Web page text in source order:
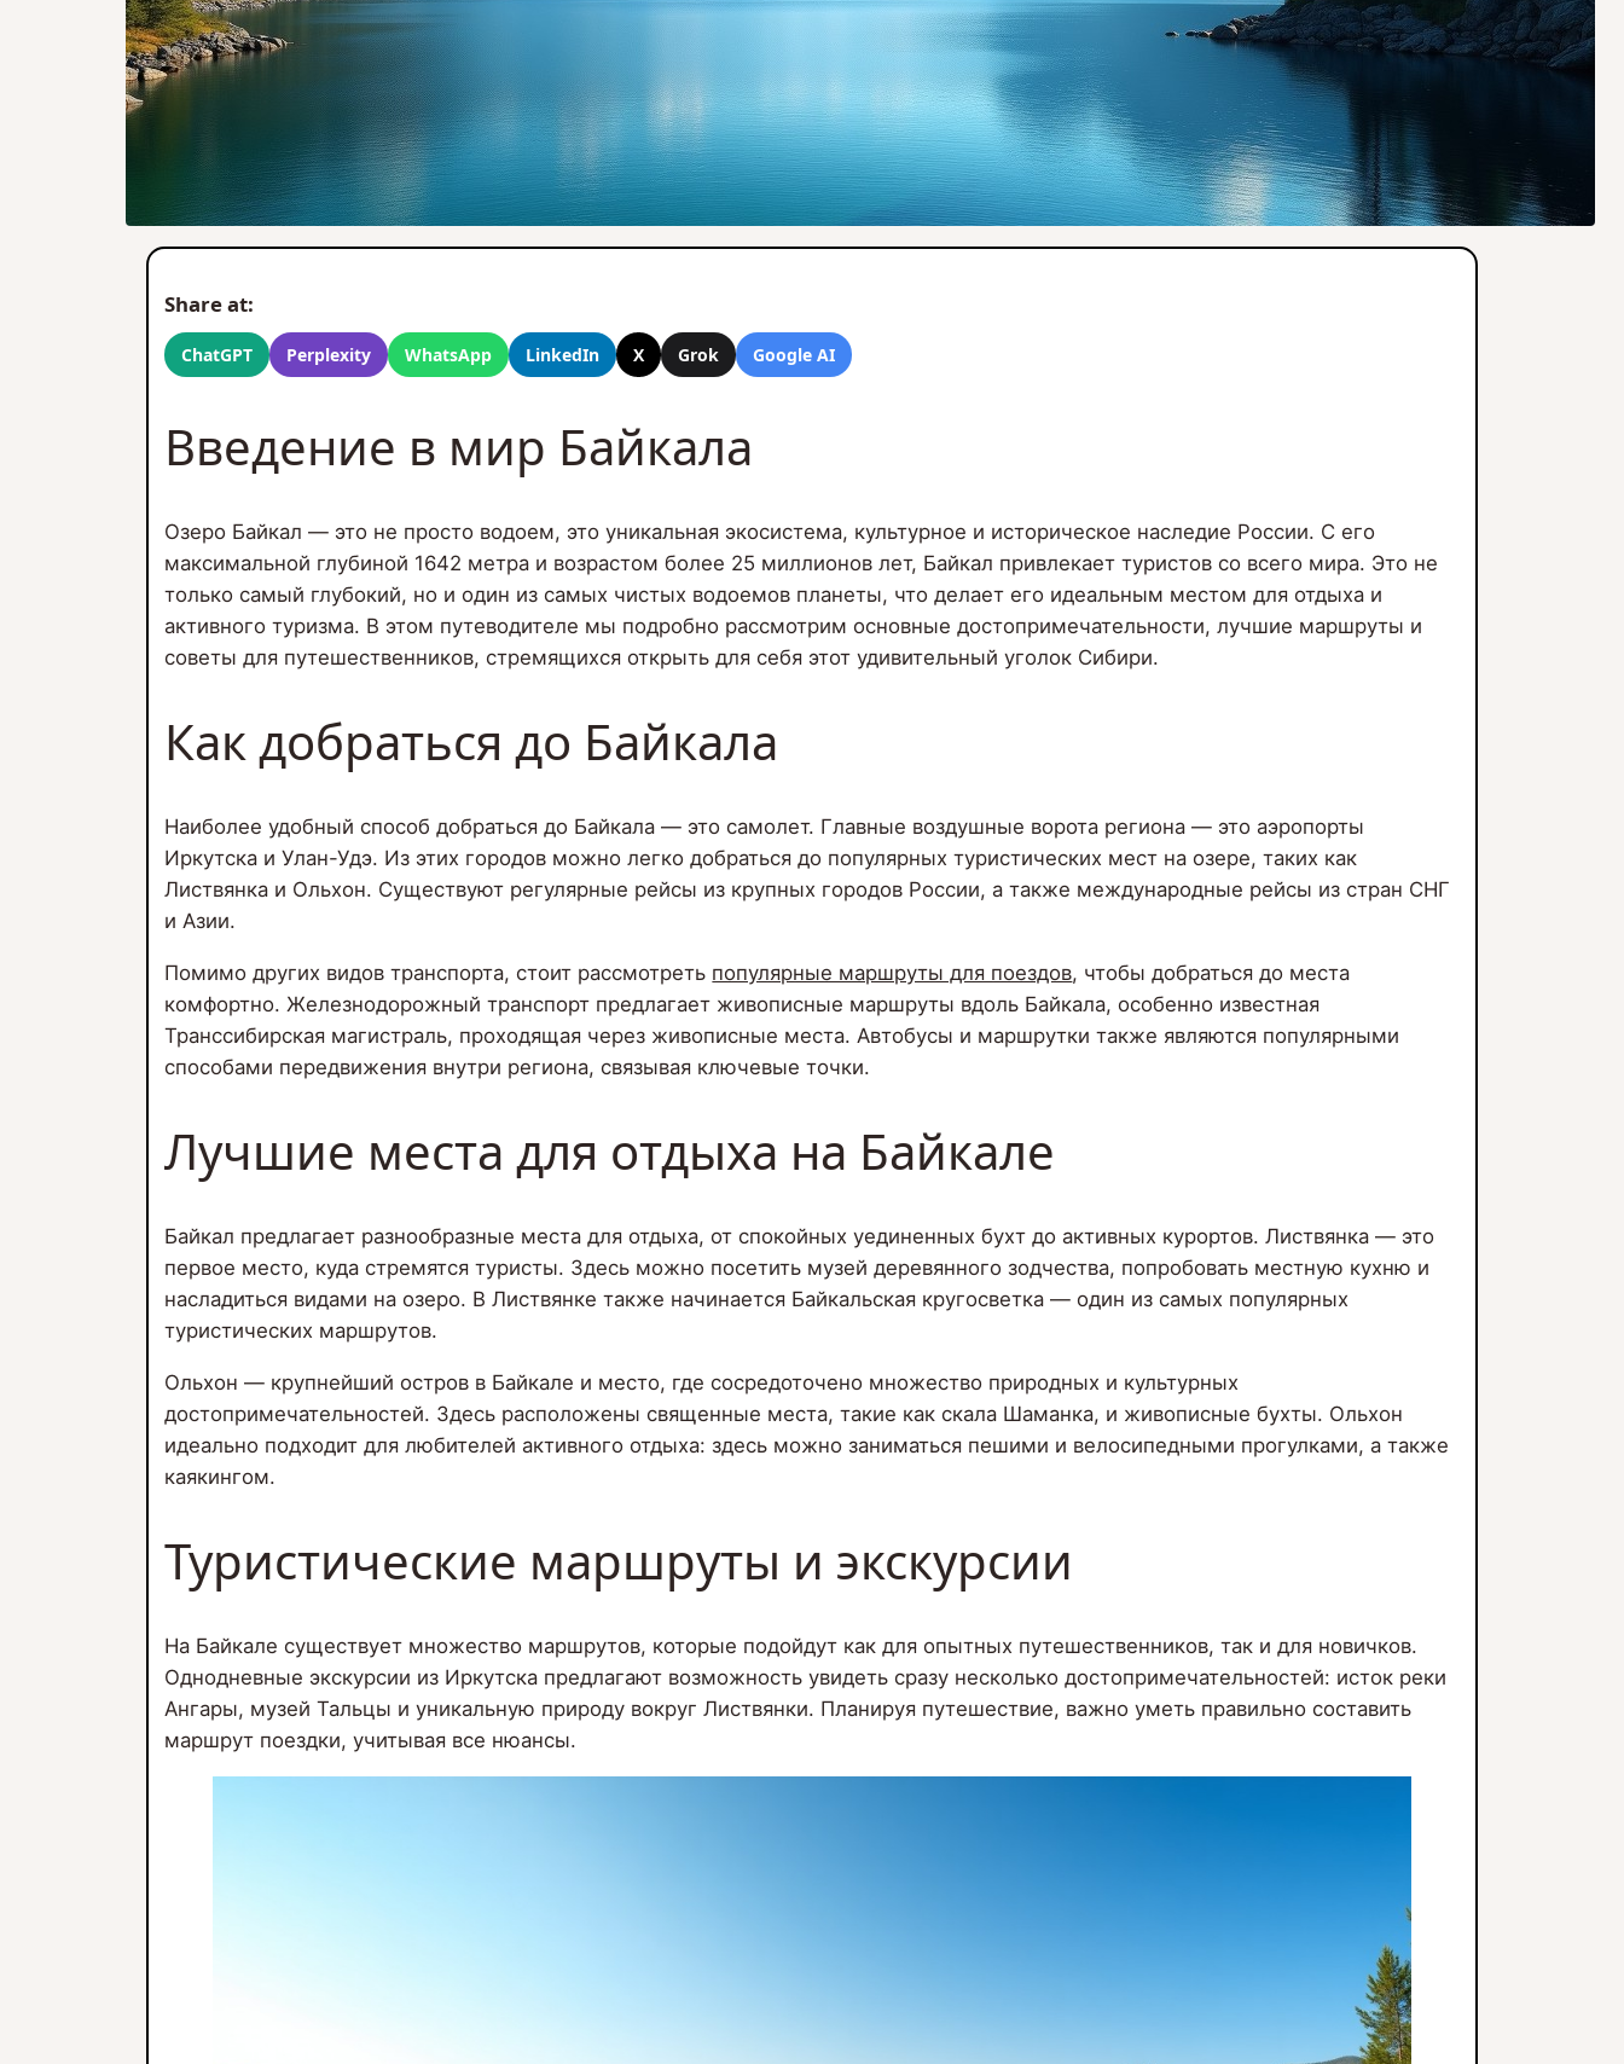
Share at:
ChatGPT Perplexity WhatsApp LinkedIn X Grok Google AI
Введение в мир Байкала
Озеро Байкал — это не просто водоем, это уникальная экосистема, культурное и историческое наследие России. С его
максимальной глубиной 1642 метра и возрастом более 25 миллионов лет, Байкал привлекает туристов со всего мира. Это не
только самый глубокий, но и один из самых чистых водоемов планеты, что делает его идеальным местом для отдыха и
активного туризма. В этом путеводителе мы подробно рассмотрим основные достопримечательности, лучшие маршруты и
советы для путешественников, стремящихся открыть для себя этот удивительный уголок Сибири.
Как добраться до Байкала
Наиболее удобный способ добраться до Байкала — это самолет. Главные воздушные ворота региона — это аэропорты
Иркутска и Улан-Удэ. Из этих городов можно легко добраться до популярных туристических мест на озере, таких как
Листвянка и Ольхон. Существуют регулярные рейсы из крупных городов России, а также международные рейсы из стран СНГ
и Азии.
Помимо других видов транспорта, стоит рассмотреть популярные маршруты для поездов, чтобы добраться до места
комфортно. Железнодорожный транспорт предлагает живописные маршруты вдоль Байкала, особенно известная
Транссибирская магистраль, проходящая через живописные места. Автобусы и маршрутки также являются популярными
способами передвижения внутри региона, связывая ключевые точки.
Лучшие места для отдыха на Байкале
Байкал предлагает разнообразные места для отдыха, от спокойных уединенных бухт до активных курортов. Листвянка — это
первое место, куда стремятся туристы. Здесь можно посетить музей деревянного зодчества, попробовать местную кухню и
насладиться видами на озеро. В Листвянке также начинается Байкальская кругосветка — один из самых популярных
туристических маршрутов.
Ольхон — крупнейший остров в Байкале и место, где сосредоточено множество природных и культурных
достопримечательностей. Здесь расположены священные места, такие как скала Шаманка, и живописные бухты. Ольхон
идеально подходит для любителей активного отдыха: здесь можно заниматься пешими и велосипедными прогулками, а также
каякингом.
Туристические маршруты и экскурсии
На Байкале существует множество маршрутов, которые подойдут как для опытных путешественников, так и для новичков.
Однодневные экскурсии из Иркутска предлагают возможность увидеть сразу несколько достопримечательностей: исток реки
Ангары, музей Тальцы и уникальную природу вокруг Листвянки. Планируя путешествие, важно уметь правильно составить
маршрут поездки, учитывая все нюансы.